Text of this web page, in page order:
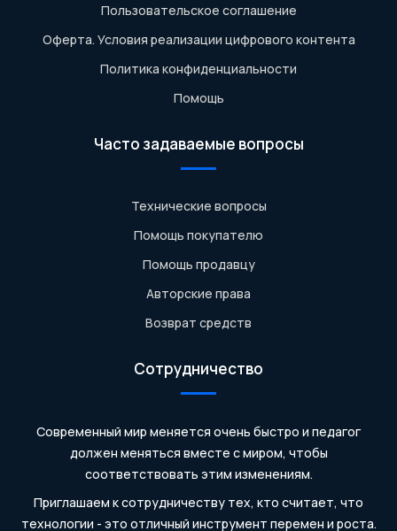
Пользовательское соглашение
Оферта. Условия реализации цифрового контента
Политика конфиденциальности
Помощь
Часто задаваемые вопросы
Технические вопросы
Помощь покупателю
Помощь продавцу
Авторские права
Возврат средств
Сотрудничество
Современный мир меняется очень быстро и педагог
должен меняться вместе с миром, чтобы
соответствовать этим изменениям.
Приглашаем к сотрудничеству тех, кто считает, что
технологии - это отличный инструмент перемен и роста.